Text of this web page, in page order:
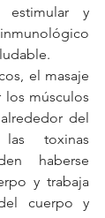
y
el masaje
los músculos
del
toxinas
haberse
y trabaja
cuerpo y